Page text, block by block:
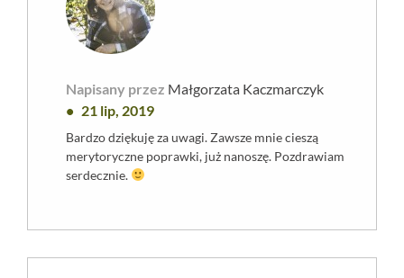
Napisany przez Małgorzata Kaczmarczyk
21 lip, 2019
Bardzo dziękuję za uwagi. Zawsze mnie cieszą
merytoryczne poprawki, już nanoszę. Pozdrawiam
serdecznie.